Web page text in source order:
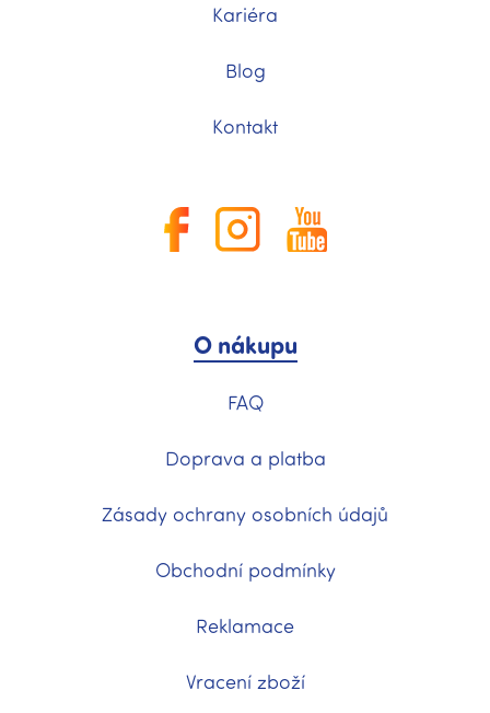
Kariéra
Blog
Kontakt
O nákupu
FAQ
Doprava a platba
Zásady ochrany osobních údajů
Obchodní podmínky
Reklamace
Vracení zboží